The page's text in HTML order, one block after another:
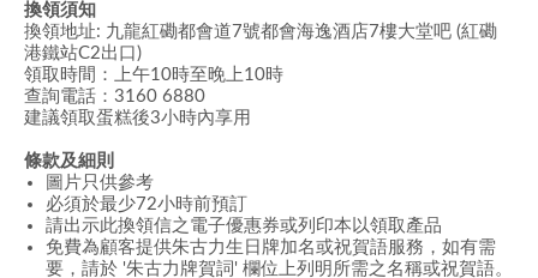
換領須知
換領地址: 九龍紅磡都會道7號都會海逸酒店7樓大堂吧 (紅磡
港鐵站C2出口)
領取時間：上午10時至晚上10時
查詢電話：3160 6880
建議領取蛋糕後3小時內享用
條款及細則
圖片只供參考
必須於最少72小時前預訂
請出示此換領信之電子優惠券或列印本以領取產品
免費為顧客提供朱古力生日牌加名或祝賀語服務，如有需
要，請於 '朱古力牌賀詞' 欄位上列明所需之名稱或祝賀語。